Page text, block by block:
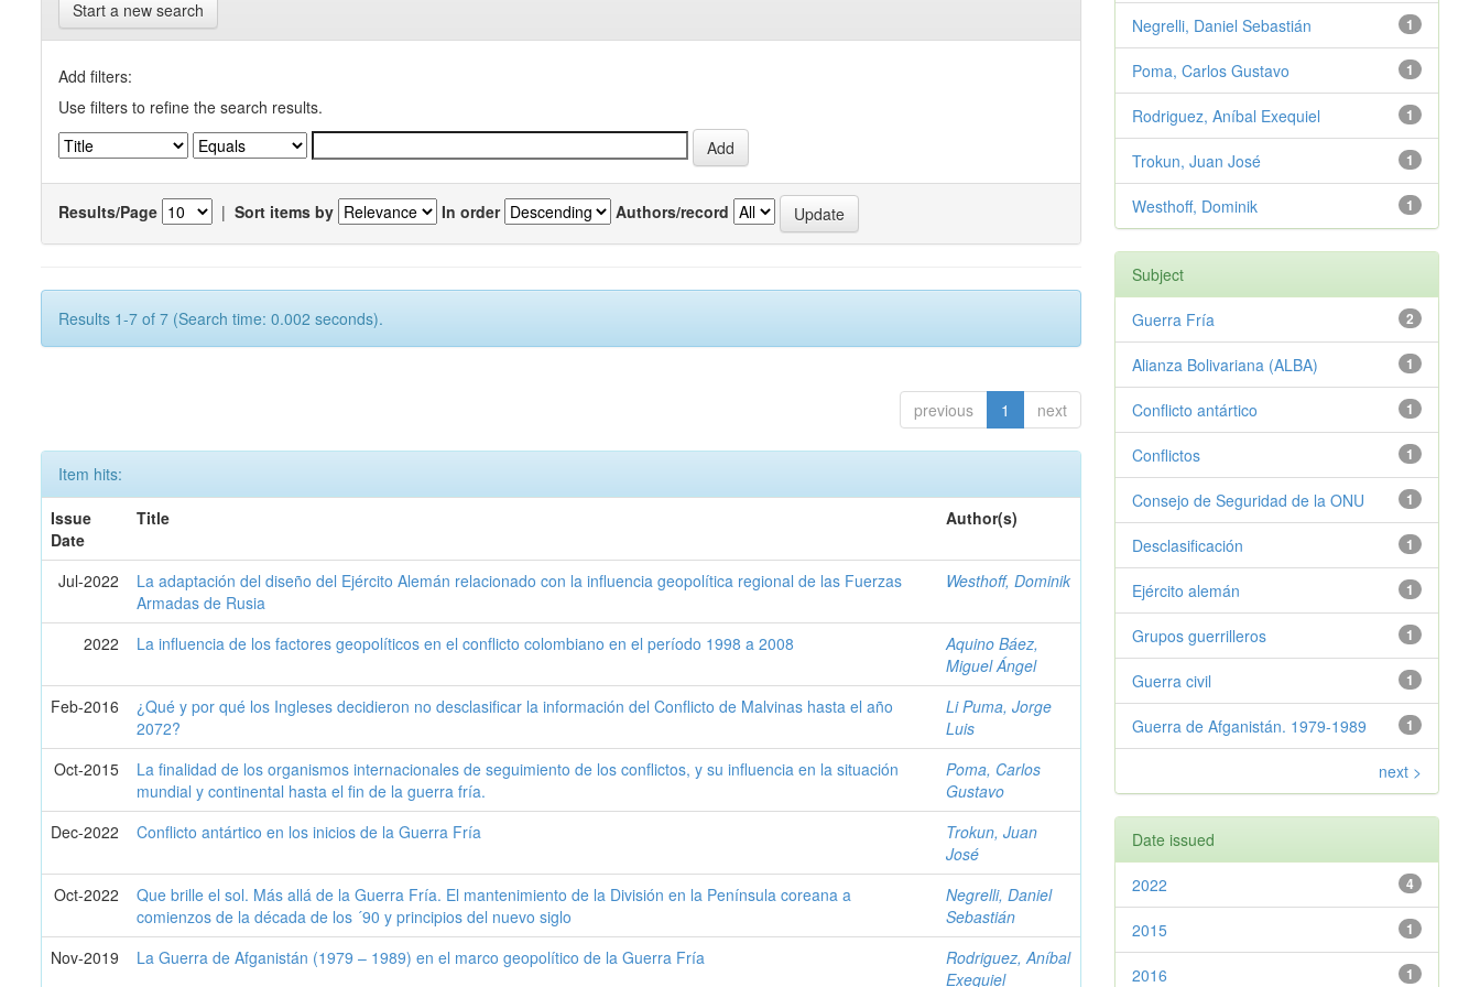
Start a new search
Add filters:
Use filters to refine the search results.
Results/Page | Sort items by In order Authors/record
Results 1-7 of 7 (Search time: 0.002 seconds).
previous 1 next
Item hits:
Issue
Date
Title Author(s)
Jul-2022
La adaptación del diseño del Ejército Alemán relacionado con la influencia geopolítica regional de las Fuerzas
Armadas de Rusia
Westhoff, Dominik
2022 La influencia de los factores geopolíticos en el conflicto colombiano en el período 1998 a 2008
Aquino Báez,
Miguel Ángel
Feb-2016
¿Qué y por qué los Ingleses decidieron no desclasificar la información del Conflicto de Malvinas hasta el año
2072?
Li Puma, Jorge
Luis
Oct-2015
La finalidad de los organismos internacionales de seguimiento de los conflictos, y su influencia en la situación
mundial y continental hasta el fin de la guerra fría.
Poma, Carlos
Gustavo
Dec-2022
Conflicto antártico en los inicios de la Guerra Fría
Trokun, Juan
José
Oct-2022
Que brille el sol. Más allá de la Guerra Fría. El mantenimiento de la División en la Península coreana a
comienzos de la década de los ´90 y principios del nuevo siglo
Negrelli, Daniel
Sebastián
Nov-2019
La Guerra de Afganistán (1979 – 1989) en el marco geopolítico de la Guerra Fría
Rodriguez, Aníbal
Exequiel
1
Negrelli, Daniel Sebastián
1
Poma, Carlos Gustavo
1
Rodriguez, Aníbal Exequiel
1
Trokun, Juan José
1
Westhoff, Dominik
Subject
2
Guerra Fría
1
Alianza Bolivariana (ALBA)
1
Conflicto antártico
1
Conflictos
1
Consejo de Seguridad de la ONU
1
Desclasificación
1
Ejército alemán
1
Grupos guerrilleros
1
Guerra civil
1
Guerra de Afganistán. 1979-1989
next >
Date issued
4
2022
1
2015
1
2016